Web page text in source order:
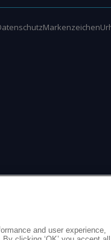
Markenzeichen
and user experience,